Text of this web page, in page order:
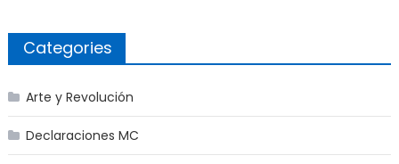
Categories
Arte y Revolución
Declaraciones MC